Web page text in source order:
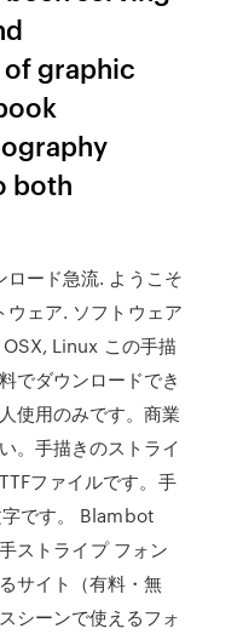
graphic
both
ード急流. ようこそ
ウェア. ソフトウェア
Linux この手描
でダウンロードでき
使用のみです。商業
。手描きのストライ
ファイルです。手
です。 Blambot
ストライプ フォン
サイト（有料・無
シーンで使えるフォ